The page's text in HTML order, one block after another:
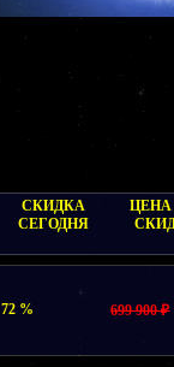
СКИДКА
СЕГОДНЯ
ЦЕНА
72 % 699 900 ₽